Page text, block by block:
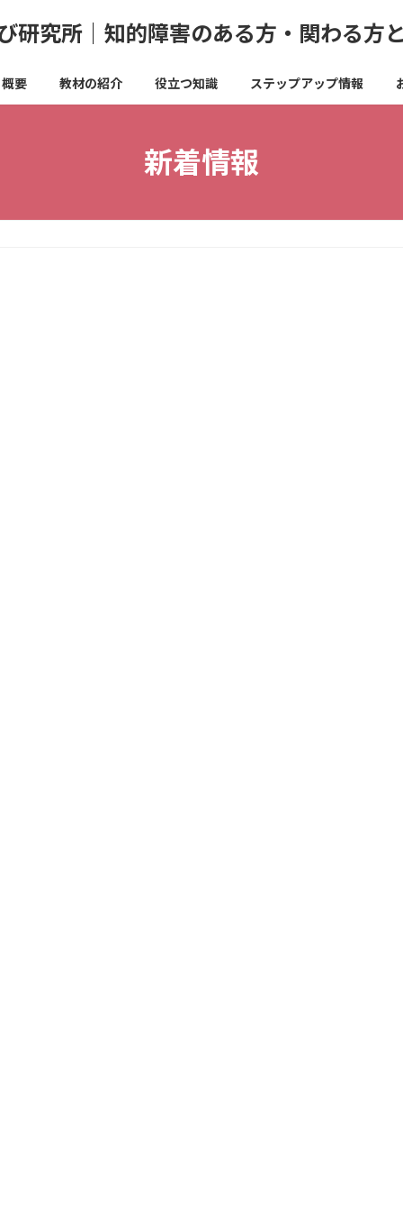
研究所｜知的障害のある方・関わる方
概要 教材の紹介 役立つ知識 ステップアップ情報
新着情報